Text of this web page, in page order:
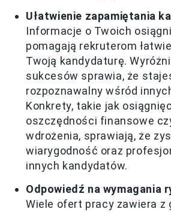
Ułatwienie zapamiętania
Informacje o Twoich
pomagają rekruterom
Twoją kandydaturę.
sukcesów sprawia, że
rozpoznawalny wśród
Konkrety, takie jak
oszczędności finansowe
wdrożenia, sprawiają, że
wiarygodność oraz
innych kandydatów.
Odpowiedź na wymagania
Wiele ofert pracy zawiera z